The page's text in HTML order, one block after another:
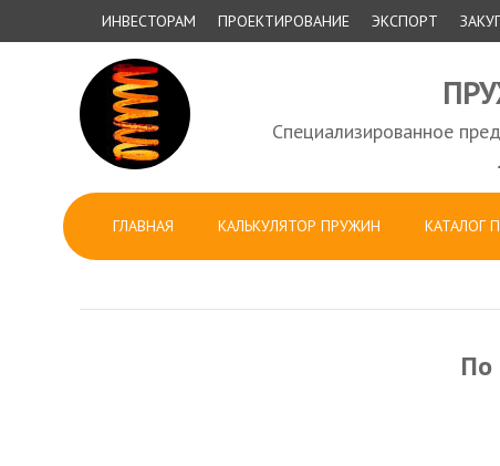
ИНВЕСТОРАМ ПРОЕКТИРОВАНИЕ ЭКСПОРТ
Специализированное
ГЛАВНАЯ КАЛЬКУЛЯТОР ПРУЖИН КАТАЛОГ
По